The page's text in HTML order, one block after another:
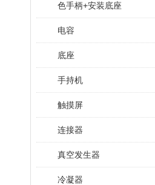
色手柄+安装底座
电容
底座
手持机
触摸屏
连接器
真空发生器
冷凝器